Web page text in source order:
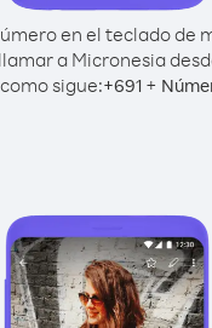
en el teclado de
a Micronesia
sigue:+691 +